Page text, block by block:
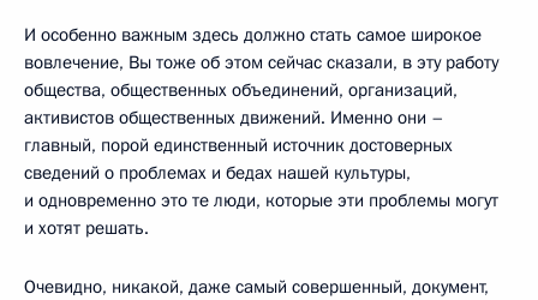
И особенно важным здесь должно стать самое широкое
вовлечение, Вы тоже об этом сейчас сказали, в эту работу
общества, общественных объединений, организаций,
активистов общественных движений. Именно они –
главный, порой единственный источник достоверных
сведений о проблемах и бедах нашей культуры,
и одновременно это те люди, которые эти проблемы могут
и хотят решать.
Очевидно, никакой, даже самый совершенный, документ,